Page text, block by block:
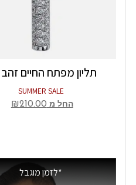
תליון מפתח החיים
SUMMER SALE
החל מ ₪210.00
*לזמן מוגבל